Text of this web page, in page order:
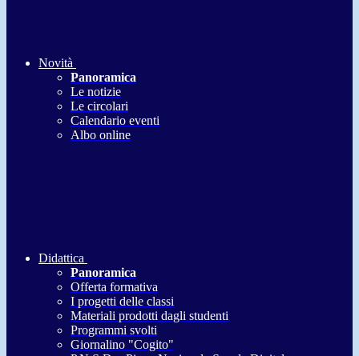
Novità
Panoramica
Le notizie
Le circolari
Calendario eventi
Albo online
Didattica
Panoramica
Offerta formativa
I progetti delle classi
Materiali prodotti dagli studenti
Programmi svolti
Giornalino "Cogito"